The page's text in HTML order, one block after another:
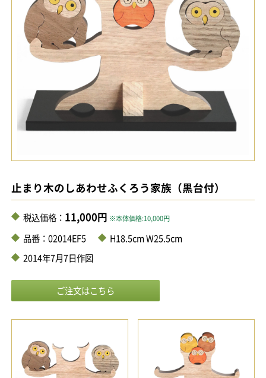
止まり木のしあわせふくろう家族（黒台付）
税込価格： 11,000円 ※本体価格:10,000円
品番：02014EF5
H18.5cm W25.5cm
2014年7月7日作図